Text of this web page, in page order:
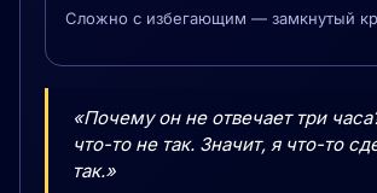
Сложно с избегающим — замкнутый
«Почему он не отвечает три
что-то не так. Значит, я что-то
так.»